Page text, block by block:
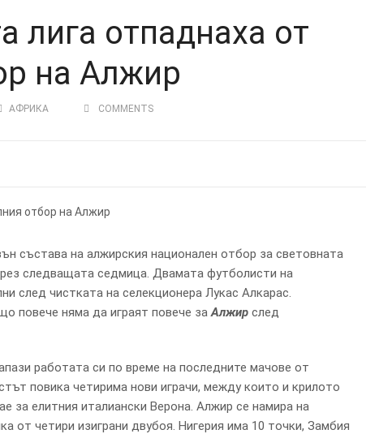
лига отпаднаха от
на Алжир
АФРИКА COMMENTS
състава на алжирския национален отбор за световната
следващата седмица. Двамата футболисти на
след чистката на селекционера Лукас Алкарас.
повече няма да играят повече заАлжир след
работата си по време на последните мачове от
повика четирима нови играчи, между които и крилото
за елитния италиански Верона. Алжир се намира на
от четири изиграни двубоя. Нигерия има 10 точки, Замбия